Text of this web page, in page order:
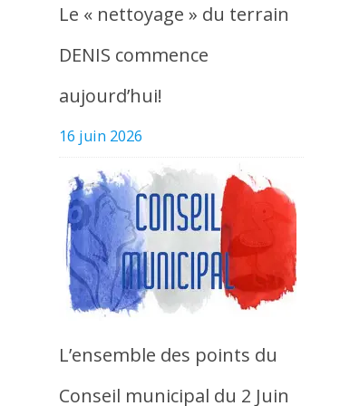
Le « nettoyage » du terrain
DENIS commence
aujourd’hui!
16 juin 2026
L’ensemble des points du
Conseil municipal du 2 Juin